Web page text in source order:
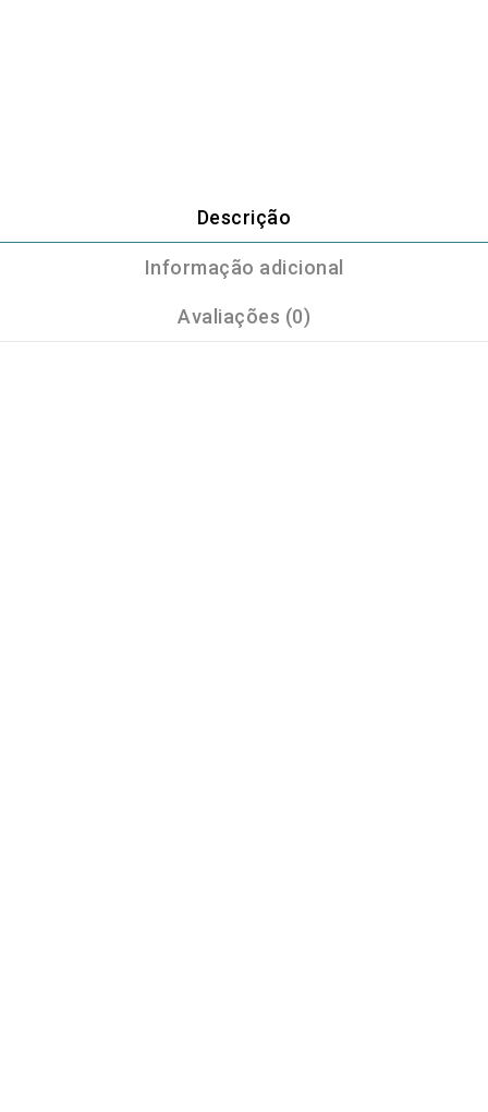
Descrição
Informação adicional
Avaliações (0)